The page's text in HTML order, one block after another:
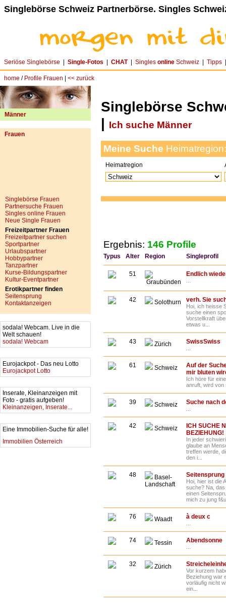
Singlebörse Schweiz Partnerbörse. Singles
Seriöse Singlebörse Single-Fotos CHAT| Singles online Schweiz Tipps
home / Profile Frauen << zurück
Männer
Frauen
Singlebörse Frauen
Partnersuche Frauen
Singles online Frauen
Neue Single Frauen
Freizeitpartner Frauen
Freizeitpartner suchen
Sportpartner
Urlaubspartner
Hobbypartner
Tanzpartner
Kurse-Bildungspartner
Kultur-Eventpartner
Erotikpartner finden
Seitensprung
Kontaktanzeigen
sodala! Webcam. Live in die
Welt schauen!
sodala! Webcam
Eurojackpot - Das neu Lotto
Eurojackpot Lotto
Inserate, Kleinanzeigen mit
Foto - gratis aufgeben!
Kleinanzeigen, Inserate...
Eine Immobilien-Suche für alle!
Immobilien Österreich
Singlebörse
| Ich suche Männer
Meine Suche
Heimatregion
Ergebnis: 146 Profile
Typus Alter Region Singleprofil
51
Graubünden
Endlich
42 Solothurn verh. Sie
Hoi, ich heisse
suche einen
Vorstellkraft
etwas u...
43 Zürich SwissSwiss
61 Schweiz
Auf der
mir bluten
Ich höre für
anruft, wird von
39 Schweiz Suche nach
42 Schweiz
ICH SUCHE
BEZIEHUNG!
In jeder
glaube an
treffen werde,
den i...
48
Basel-
Landschaft
Hoi, hier ist die
suche? Na,
einen
mich zu jung
76 Waadt à deux c
74 Tessin Abendsonne
32 Zürich
Vor kurzem
Beziehung war
vorläufig nicht
ein...